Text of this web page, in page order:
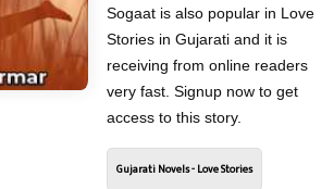
Sogaat is also popular in Love
Stories in Gujarati and it is
receiving from online readers
very fast. Signup now to get
access to this story.
Gujarati Novels - Love Stories